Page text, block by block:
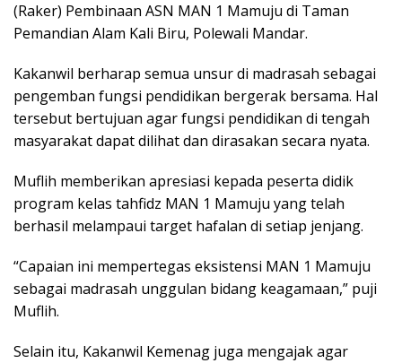
(Raker) Pembinaan ASN MAN 1 Mamuju di Taman
Pemandian Alam Kali Biru, Polewali Mandar.
Kakanwil berharap semua unsur di madrasah sebagai
pengemban fungsi pendidikan bergerak bersama. Hal
tersebut bertujuan agar fungsi pendidikan di tengah
masyarakat dapat dilihat dan dirasakan secara nyata.
Muflih memberikan apresiasi kepada peserta didik
program kelas tahfidz MAN 1 Mamuju yang telah
berhasil melampaui target hafalan di setiap jenjang.
“Capaian ini mempertegas eksistensi MAN 1 Mamuju
sebagai madrasah unggulan bidang keagamaan,” puji
Muflih.
Selain itu, Kakanwil Kemenag juga mengajak agar